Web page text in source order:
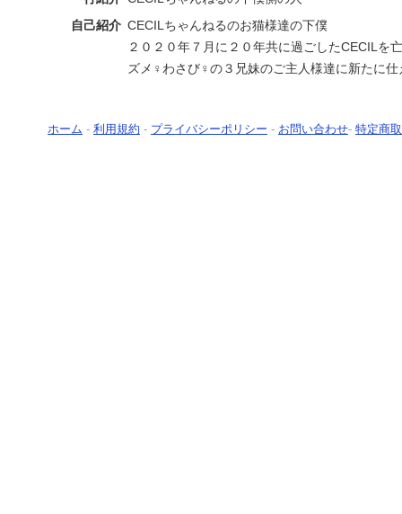
自己紹介 CECILちゃんねるのお猫様達の下僕
２０２０年７月に２０年共に過ごしたCECILを
ズメ♀わさび♀の３兄妹のご主人様達に新たに仕
ホーム - 利用規約 - プライバシーポリシー - お問い合わせ- 特定商